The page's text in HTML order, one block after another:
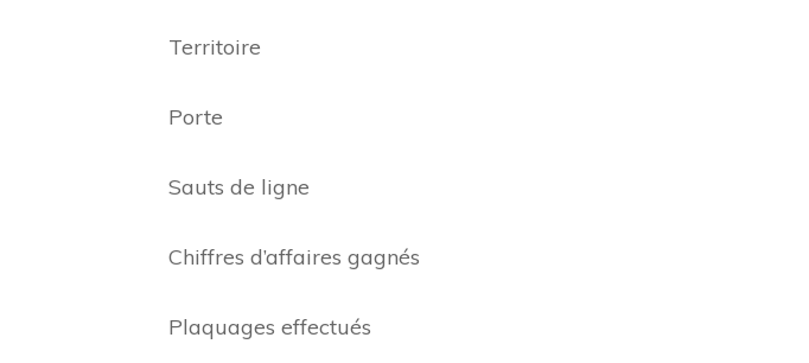
Territoire
Porte
Sauts de ligne
Chiffres d’affaires gagnés
Plaquages ​​effectués